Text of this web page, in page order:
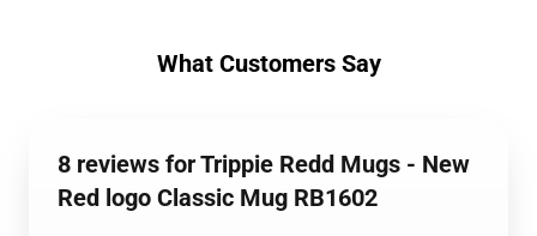
What Customers Say
8 reviews for Trippie Redd Mugs - New
Red logo Classic Mug RB1602